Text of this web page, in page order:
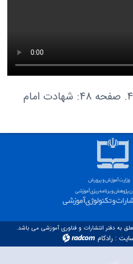
رمزینه جوان 8. 404. صفحه 48: شهادت امام
به دفتر انتشارات و فناوری آموزشی می باشد.
: رادکام radcom